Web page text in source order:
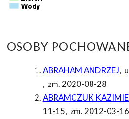
OSOBY
ABRAHAM ANDRZEJ,
, zm. 2020-08-28
ABRAMCZUK
11-15, zm. 2012-03-16